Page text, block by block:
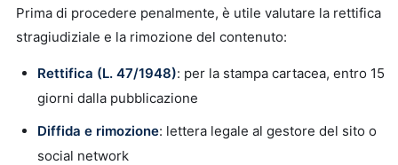
Prima di procedere penalmente, è utile valutare la rettifica
stragiudiziale e la rimozione del contenuto:
Rettifica (L. 47/1948): per la stampa cartacea, entro 15
giorni dalla pubblicazione
Diffida e rimozione: lettera legale al gestore del sito o
social network